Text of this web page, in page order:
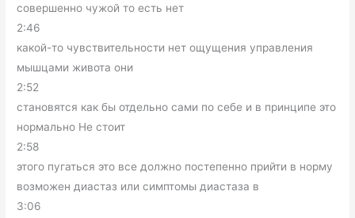
совершенно чужой то есть нет
2:46
какой-то чувствительности нет ощущения управления
мышцами живота они
2:52
становятся как бы отдельно сами по себе и в принципе это
нормально Не стоит
2:58
этого пугаться это все должно постепенно прийти в норму
возможен диастаз или симптомы диастаза в
3:06